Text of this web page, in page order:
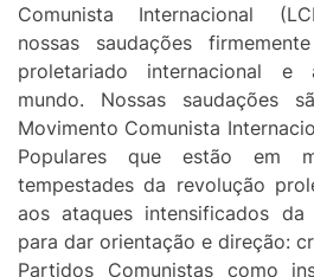
Comunista Internacional
nossas saudações
proletariado internacional
mundo. Nossas saudações
Movimento Comunista
Populares que estão em
tempestades da revolução
aos ataques intensificados da
para dar orientação e direção:
Partidos Comunistas como